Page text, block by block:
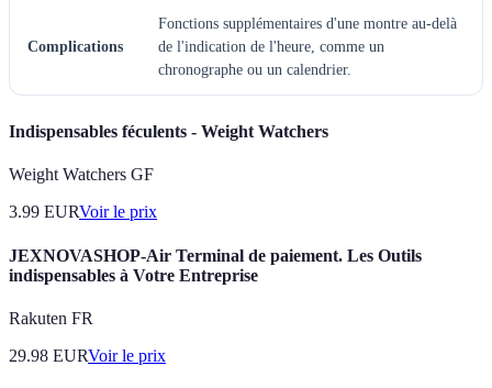
Complications
Fonctions supplémentaires d'une montre au-delà
de l'indication de l'heure, comme un
chronographe ou un calendrier.
Indispensables féculents - Weight Watchers
Weight Watchers GF
3.99 EURVoir le prix
JEXNOVASHOP-Air Terminal de paiement. Les Outils
indispensables à Votre Entreprise
Rakuten FR
29.98 EURVoir le prix